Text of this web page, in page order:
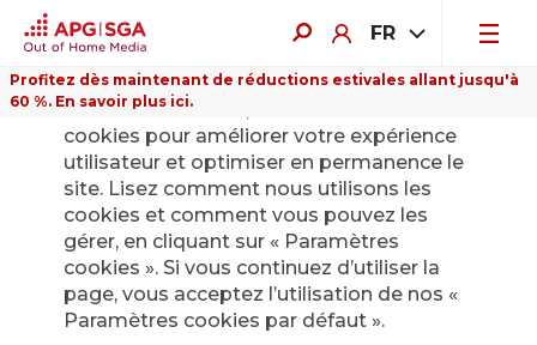
FR
Profitez dès maintenant de réductions estivales allant jusqu'à
60 %. En savoir plus ici.
Jolanda Grob
(1973)
Sur ce site Internet, nous utilisons des
cookies pour améliorer votre expérience
utilisateur et optimiser en permanence le
site. Lisez comment nous utilisons les
cookies et comment vous pouvez les
gérer, en cliquant sur « Paramètres
cookies ». Si vous continuez d’utiliser la
page, vous acceptez l’utilisation de nos «
Paramètres cookies par défaut ».